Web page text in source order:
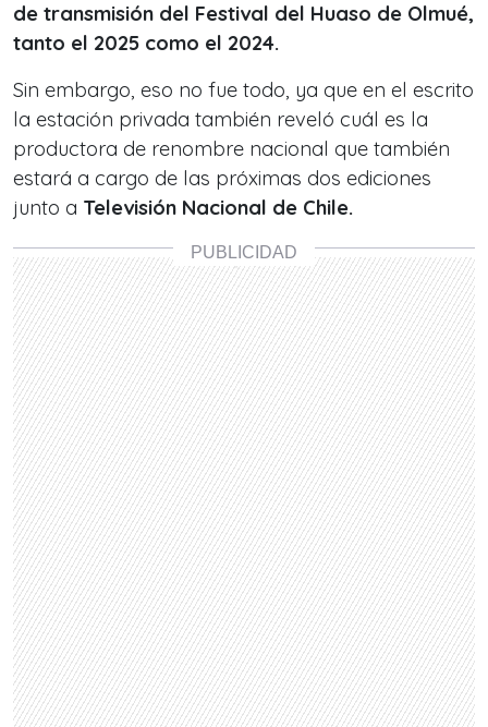
de transmisión del Festival del Huaso de Olmué,
tanto el 2025 como el 2024.
Sin embargo, eso no fue todo, ya que en el escrito
la estación privada también reveló cuál es la
productora de renombre nacional que también
estará a cargo de las próximas dos ediciones
junto a Televisión Nacional de Chile.